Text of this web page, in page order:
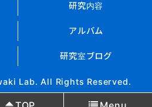
研究内容
アルバム
研究室ブログ
Lab. All Rights Reserved.